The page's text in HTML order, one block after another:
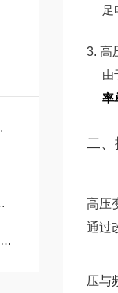
足
3. 高
由
率
二、
高压
通过
压与